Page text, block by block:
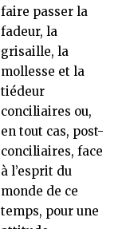
faire passer la
fadeur, la
grisaille, la
mollesse et la
tiédeur
conciliaires ou,
en tout cas, post-
conciliaires, face
à l’esprit du
monde de ce
temps, pour une